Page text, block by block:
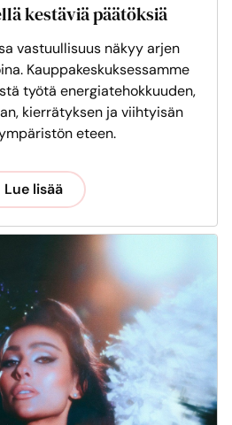
kestäviä päätöksiä
vastuullisuus näkyy arjen
Kauppakeskuksessamme
työtä energiatehokkuuden,
kierrätyksen ja viihtyisän
eteen.
Lue lisää